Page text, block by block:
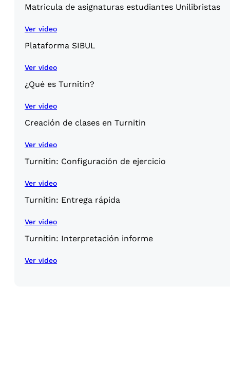
Matricula de asignaturas estudiantes Unilibristas
Ver video
Plataforma SIBUL
Ver video
¿Qué es Turnitin?
Ver video
Creación de clases en Turnitin
Ver video
Turnitin: Configuración de ejercicio
Ver video
Turnitin: Entrega rápida
Ver video
Turnitin: Interpretación informe
Ver video